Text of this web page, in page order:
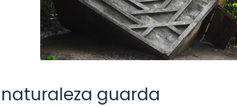
guarda